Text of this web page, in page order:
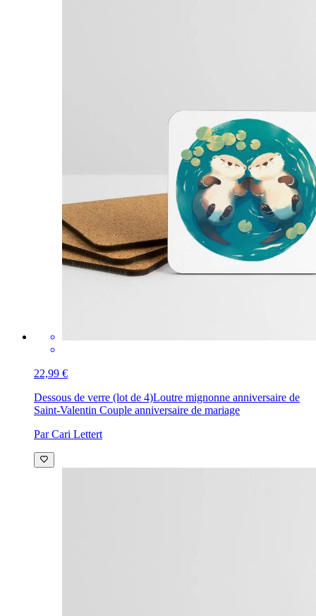
22,99 €
Dessous de verre (lot de 4)Loutre mignonne anniversaire de
Saint-Valentin Couple anniversaire de mariage
Par Cari Lettert